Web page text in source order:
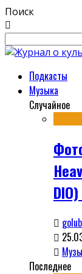
Поиск
Подкасты
Музыка
Случайное
Последнее